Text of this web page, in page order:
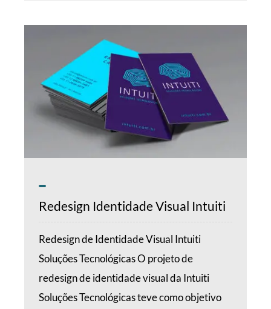
Redesign Identidade Visual Intuiti
Redesign de Identidade Visual Intuiti
Soluções Tecnológicas O projeto de
redesign de identidade visual da Intuiti
Soluções Tecnológicas teve como objetivo